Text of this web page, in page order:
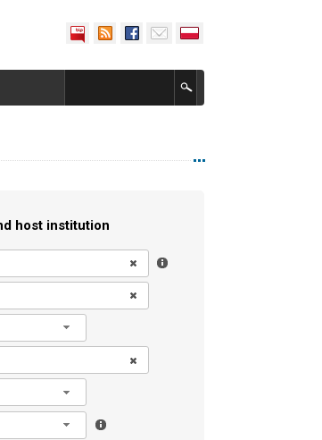
host institution